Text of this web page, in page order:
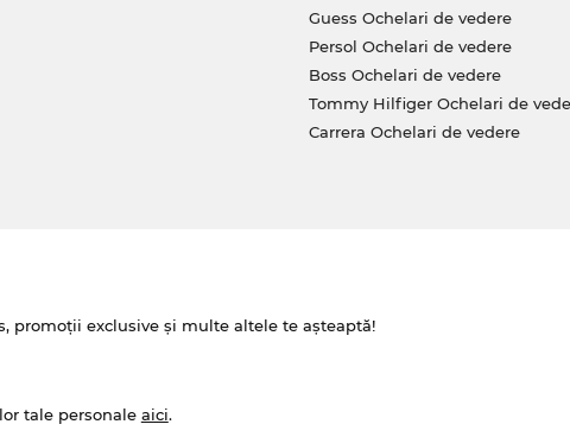
Guess Ochelari de vedere
Persol Ochelari de vedere
Boss Ochelari de vedere
Tommy Hilfiger Ochelari de
Carrera Ochelari de vedere
promoții exclusive și multe altele te așteaptă!
tale personale aici.